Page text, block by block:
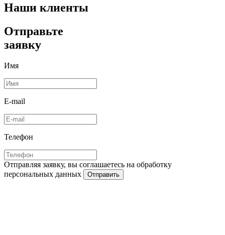
Наши клиенты
Отправьте
заявку
Имя
E-mail
Телефон
Отправляя заявку, вы соглашаетесь на обработку
персональных данных
Отправить